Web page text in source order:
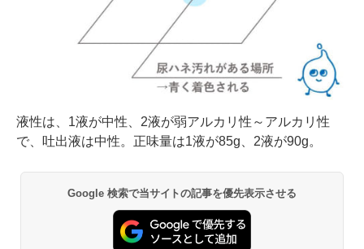
液性は、1液が中性、2液が弱アルカリ性～アルカリ性
で、吐出液は中性。正味量は1液が85g、2液が90g。
Google 検索で当サイトの記事を優先表示させる